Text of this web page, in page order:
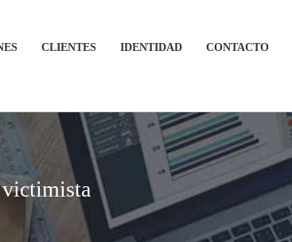
CLIENTES IDENTIDAD CONTACTO
victimista